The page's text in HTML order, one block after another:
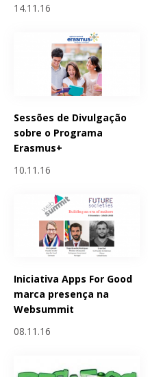
14.11.16
Sessões de Divulgação
sobre o Programa
Erasmus+
10.11.16
Iniciativa Apps For Good
marca presença na
Websummit
08.11.16